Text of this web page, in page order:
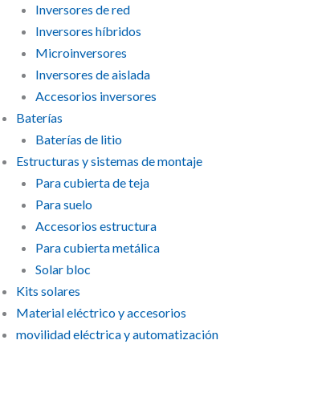
Inversores de red
Inversores híbridos
Microinversores
Inversores de aislada
Accesorios inversores
Baterías
Baterías de litio
Estructuras y sistemas de montaje
Para cubierta de teja
Para suelo
Accesorios estructura
Para cubierta metálica
Solar bloc
Kits solares
Material eléctrico y accesorios
movilidad eléctrica y automatización